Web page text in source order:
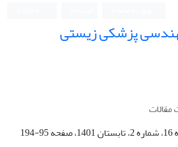
پزشکی زیستی
194